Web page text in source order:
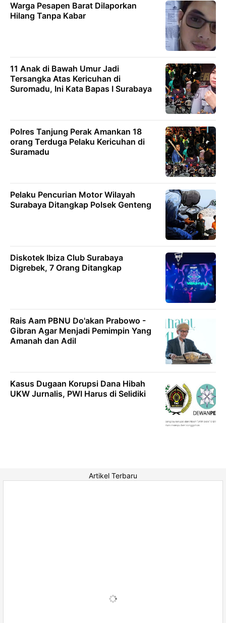
Warga Pesapen Barat Dilaporkan
Hilang Tanpa Kabar
11 Anak di Bawah Umur Jadi
Tersangka Atas Kericuhan di
Suromadu, Ini Kata Bapas I Surabaya
Polres Tanjung Perak Amankan 18
orang Terduga Pelaku Kericuhan di
Suramadu
Pelaku Pencurian Motor Wilayah
Surabaya Ditangkap Polsek Genteng
Diskotek Ibiza Club Surabaya
Digrebek, 7 Orang Ditangkap
Rais Aam PBNU Do'akan Prabowo -
Gibran Agar Menjadi Pemimpin Yang
Amanah dan Adil
Kasus Dugaan Korupsi Dana Hibah
UKW Jurnalis, PWI Harus di Selidiki
Artikel Terbaru